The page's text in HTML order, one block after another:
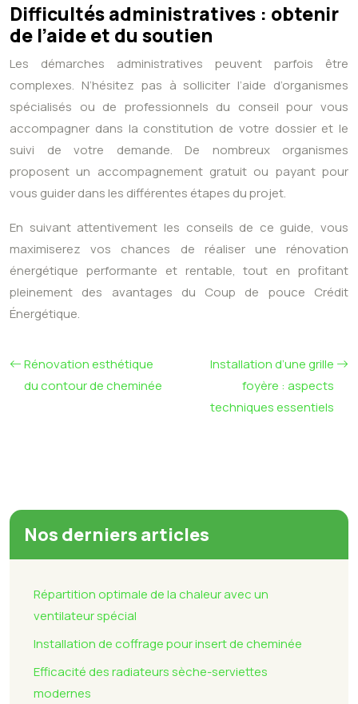
Difficultés administratives : obtenir
de l’aide et du soutien
Les démarches administratives peuvent parfois être
complexes. N’hésitez pas à solliciter l’aide d’organismes
spécialisés ou de professionnels du conseil pour vous
accompagner dans la constitution de votre dossier et le
suivi de votre demande. De nombreux organismes
proposent un accompagnement gratuit ou payant pour
vous guider dans les différentes étapes du projet.
En suivant attentivement les conseils de ce guide, vous
maximiserez vos chances de réaliser une rénovation
énergétique performante et rentable, tout en profitant
pleinement des avantages du Coup de pouce Crédit
Énergétique.
Rénovation esthétique
du contour de cheminée
Installation d’une grille
foyère : aspects
techniques essentiels
Nos derniers articles
Répartition optimale de la chaleur avec un
ventilateur spécial
Installation de coffrage pour insert de cheminée
Efficacité des radiateurs sèche-serviettes
modernes